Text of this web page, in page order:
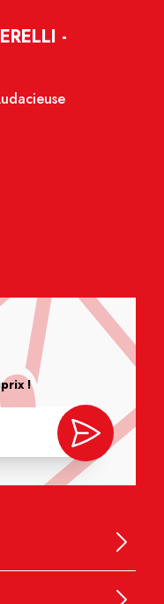
-
!